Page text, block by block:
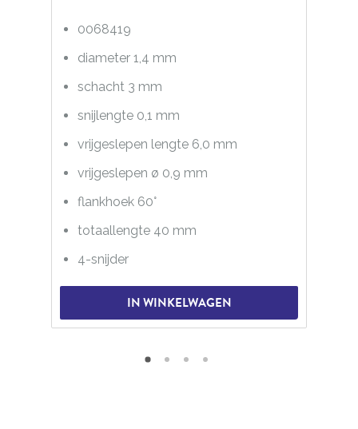
0068419
diameter 1,4 mm
schacht 3 mm
snijlengte 0,1 mm
vrijgeslepen lengte 6,0 mm
vrijgeslepen ø 0,9 mm
flankhoek 60°
totaallengte 40 mm
4-snijder
IN WINKELWAGEN